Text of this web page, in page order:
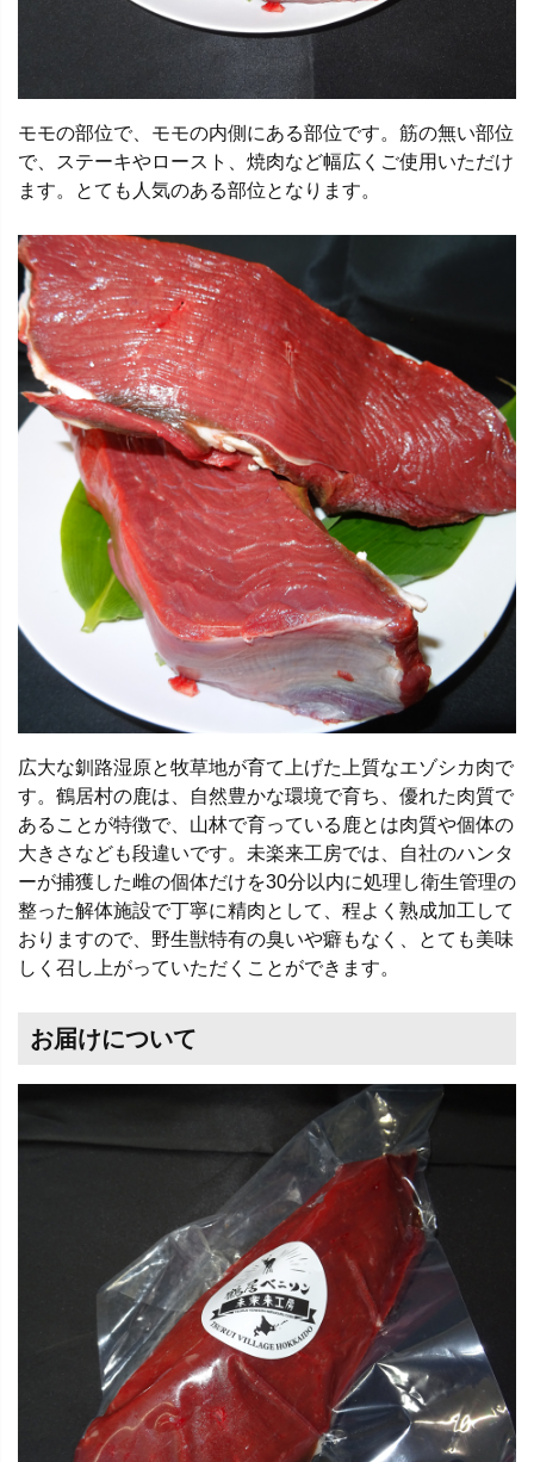
モモの部位で、モモの内側にある部位です。筋の無い部位
で、ステーキやロースト、焼肉など幅広くご使用いただけ
ます。とても人気のある部位となります。
広大な釧路湿原と牧草地が育て上げた上質なエゾシカ肉で
す。鶴居村の鹿は、自然豊かな環境で育ち、優れた肉質で
あることが特徴で、山林で育っている鹿とは肉質や個体の
大きさなども段違いです。未楽来工房では、自社のハンタ
ーが捕獲した雌の個体だけを30分以内に処理し衛生管理の
整った解体施設で丁寧に精肉として、程よく熟成加工して
おりますので、野生獣特有の臭いや癖もなく、とても美味
しく召し上がっていただくことができます。
お届けについて